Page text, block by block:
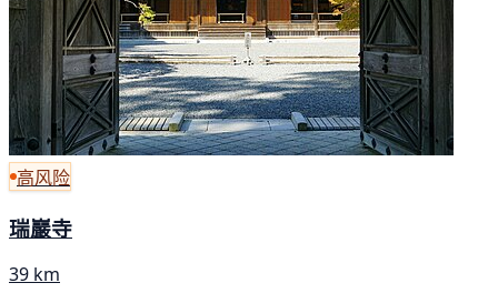
高风险
瑞巖寺
39 km